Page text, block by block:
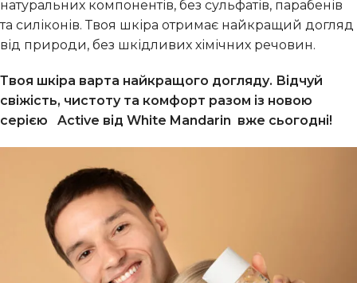
натуральних компонентів, без сульфатів, парабенів
та силіконів. Твоя шкіра отримає найкращий догляд
від природи, без шкідливих хімічних речовин.
Твоя шкіра варта найкращого догляду. Відчуй
свіжість, чистоту та комфорт разом із новою
серією
Active від White Mandarin вже сьогодні!